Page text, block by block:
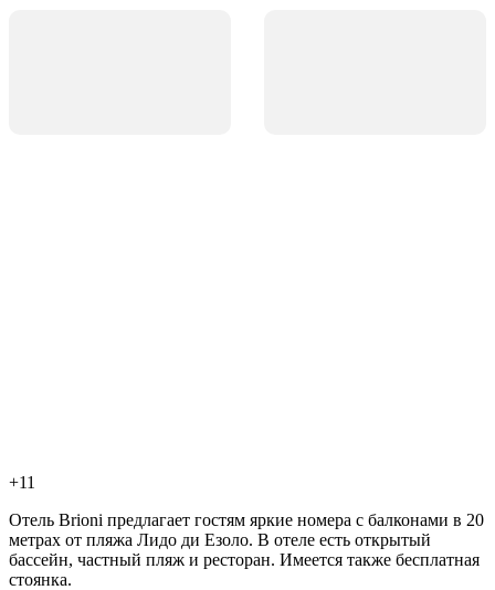
+11
Отель Brioni предлагает гостям яркие номера с балконами в 20
метрах от пляжа Лидо ди Езоло. В отеле есть открытый
бассейн, частный пляж и ресторан. Имеется также бесплатная
стоянка.